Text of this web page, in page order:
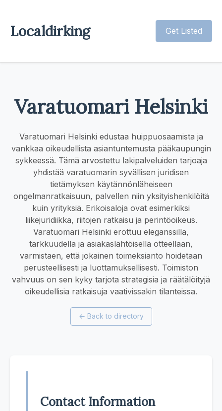
Localdirking Get Listed
Varatuomari Helsinki
Varatuomari Helsinki edustaa huippuosaamista ja
vankkaa oikeudellista asiantuntemusta pääkaupungin
sykkeessä. Tämä arvostettu lakipalveluiden tarjoaja
yhdistää varatuomarin syvällisen juridisen
tietämyksen käytännönläheiseen
ongelmanratkaisuun, palvellen niin yksityishenkilöitä
kuin yrityksiä. Erikoisaloja ovat esimerkiksi
liikejuridiikka, riitojen ratkaisu ja perintöoikeus.
Varatuomari Helsinki erottuu eleganssilla,
tarkkuudella ja asiakaslähtöisellä otteellaan,
varmistaen, että jokainen toimeksianto hoidetaan
perusteellisesti ja luottamuksellisesti. Toimiston
vahvuus on sen kyky tarjota strategisia ja räätälöityjä
oikeudellisia ratkaisuja vaativissakin tilanteissa.
← Back to directory
Contact Information